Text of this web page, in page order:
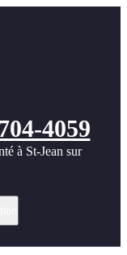
4059
à St-Jean sur